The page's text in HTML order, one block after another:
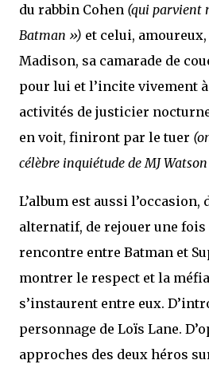
du rabbin Cohen (qui parvient
Batman ») et celui, amoureux,
Madison, sa camarade de
pour lui et l’incite vivement
activités de justicier nocturne
en voit, finiront par le tuer
célèbre inquiétude de MJ
L’album est aussi l’occasion,
alternatif, de rejouer une
rencontre entre Batman et
montrer le respect et la
s’instaurent entre eux.
personnage de Loïs Lane.
approches des deux héros